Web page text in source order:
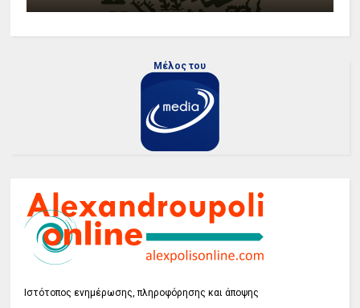
Μέλος του
Ιστότοπος ενημέρωσης, πληροφόρησης και άποψης